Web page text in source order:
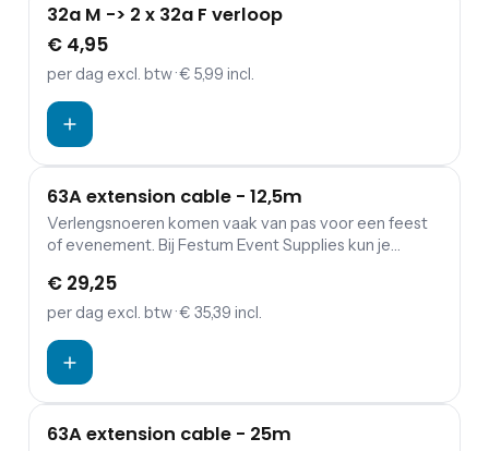
32a M -> 2 x 32a F verloop
€ 4,95
per dag excl. btw· € 5,99 incl.
63A extension cable - 12,5m
Verlengsnoeren komen vaak van pas voor een feest
of evenement. Bij Festum Event Supplies kun je
en kabbelmatten.
€ 29,25
per dag excl. btw· € 35,39 incl.
63A extension cable - 25m